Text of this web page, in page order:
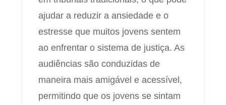
ajudar a reduzir a ansiedade e o
estresse que muitos jovens sentem
ao enfrentar o sistema de justiça. As
audiências são conduzidas de
maneira mais amigável e acessível,
permitindo que os jovens se sintam